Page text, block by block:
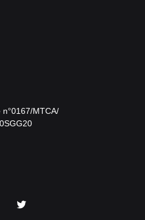
MTCA/
TubeTwitter